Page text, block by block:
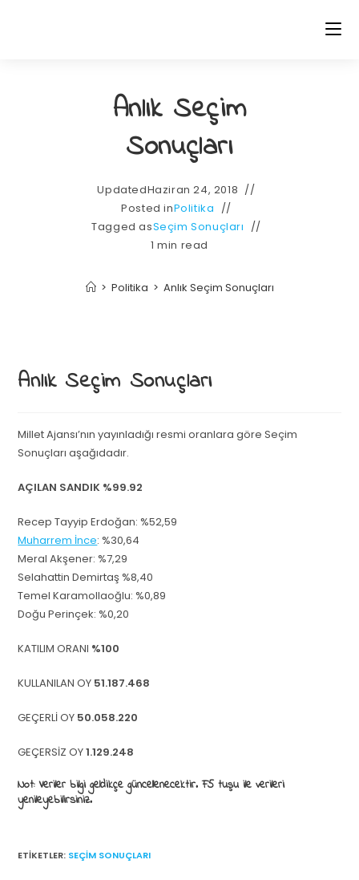
Anlık Seçim
Sonuçları
UpdatedHaziran 24, 2018
Posted inPolitika
Tagged asSeçim Sonuçları
1 min read
> Politika > Anlık Seçim Sonuçları
Anlık Seçim Sonuçları
Millet Ajansı’nın yayınladığı resmi oranlara göre Seçim
Sonuçları aşağıdadır.
AÇILAN SANDIK %99.92
Recep Tayyip Erdoğan: %52,59
Muharrem İnce: %30,64
Meral Akşener: %7,29
Selahattin Demirtaş %8,40
Temel Karamollaoğlu: %0,89
Doğu Perinçek: %0,20
KATILIM ORANI %100
KULLANILAN OY 51.187.468
GEÇERLİ OY 50.058.220
GEÇERSİZ OY1.129.248
Not: Veriler bilgi geldikçe güncellenecektir. F5 tuşu ile verileri
yenileyebilirsiniz.
ETIKETLER: SEÇIM SONUÇLARI